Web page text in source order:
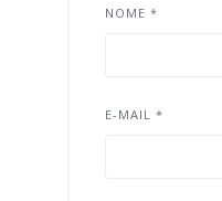
NOME *
E-MAIL *